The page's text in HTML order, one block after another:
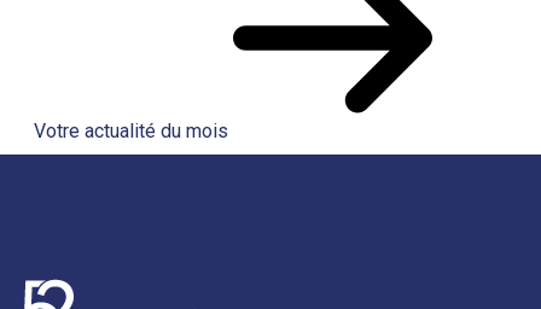
Votre actualité du mois